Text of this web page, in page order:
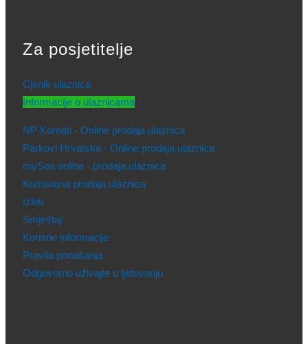
Za posjetitelje
Cjenik ulaznica
Informacije o ulaznicama
NP Kornati - Online prodaja ulaznica
Parkovi Hrvatske - Online prodaja ulaznica
mySea online - prodaja ulaznica
Komisiona prodaja ulaznica
Izleti
Smještaj
Korisne informacije
Pravila ponašanja
Odgovorno uživajte u ljetovanju